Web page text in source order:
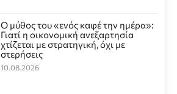
Ο μύθος του «ενός καφέ την ημέρα»:
Γιατί η οικονομική ανεξαρτησία
χτίζεται με στρατηγική, όχι με
στερήσεις
10.08.2026